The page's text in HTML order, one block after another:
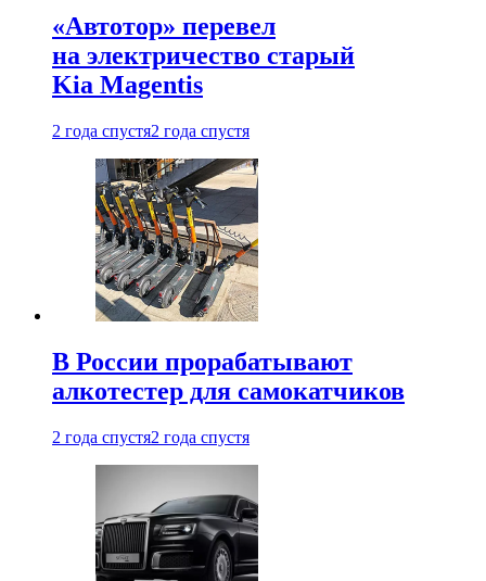
«Автотор» перевел
на электричество старый
Kia Magentis
2 года спустя2 года спустя
В России прорабатывают
алкотестер для самокатчиков
2 года спустя2 года спустя